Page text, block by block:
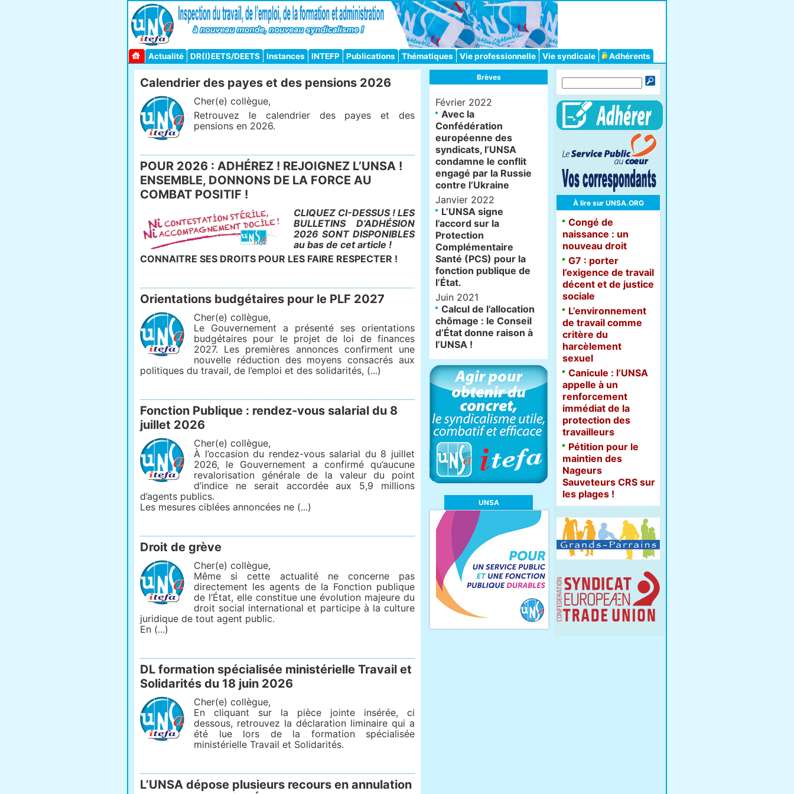
Actualité DR(I)EETS/DEETS Instances INTEFP Publications Thématiques Vie professionnelle Vie syndicale Adhérents
Calendrier des payes et des pensions 2026
Cher(e) collègue,
Retrouvez le calendrier des payes et des
pensions en 2026.
POUR 2026 : ADHÉREZ ! REJOIGNEZ L’UNSA !
ENSEMBLE, DONNONS DE LA FORCE AU
COMBAT POSITIF !
CLIQUEZ CI-DESSUS ! LES
BULLETINS D’ADHÉSION
2026 SONT DISPONIBLES
au bas de cet article !
CONNAITRE SES DROITS POUR LES FAIRE RESPECTER !
Orientations budgétaires pour le PLF 2027
Cher(e) collègue,
Le Gouvernement a présenté ses orientations
budgétaires pour le projet de loi de finances
2027. Les premières annonces confirment une
nouvelle réduction des moyens consacrés aux
politiques du travail, de l’emploi et des solidarités, (...)
Fonction Publique : rendez-vous salarial du 8
juillet 2026
Cher(e) collègue,
À l’occasion du rendez-vous salarial du 8 juillet
2026, le Gouvernement a confirmé qu’aucune
revalorisation générale de la valeur du point
d’indice ne serait accordée aux 5,9 millions
d’agents publics.
Les mesures ciblées annoncées ne (...)
Droit de grève
Cher(e) collègue,
Même si cette actualité ne concerne pas
directement les agents de la Fonction publique
de l’État, elle constitue une évolution majeure du
droit social international et participe à la culture
juridique de tout agent public.
En (...)
DL formation spécialisée ministérielle Travail et
Solidarités du 18 juin 2026
Cher(e) collègue,
En cliquant sur la pièce jointe insérée, ci
dessous, retrouvez la déclaration liminaire qui a
été lue lors de la formation spécialisée
ministérielle Travail et Solidarités.
L’UNSA dépose plusieurs recours en annulation
Brèves
Février 2022
Avec la
Confédération
européenne des
syndicats, l’UNSA
condamne le conflit
engagé par la Russie
contre l’Ukraine
Janvier 2022
L’UNSA signe
l’accord sur la
Protection
Complémentaire
Santé (PCS) pour la
fonction publique de
l’État.
Juin 2021
Calcul de l’allocation
chômage : le Conseil
d’État donne raison à
l’UNSA !
UNSA
À lire sur UNSA.ORG
Congé de
naissance : un
nouveau droit
G7 : porter
l’exigence de travail
décent et de justice
sociale
L’environnement
de travail comme
critère du
harcèlement
sexuel
Canicule : l’UNSA
appelle à un
renforcement
immédiat de la
protection des
travailleurs
Pétition pour le
maintien des
Nageurs
Sauveteurs CRS sur
les plages !